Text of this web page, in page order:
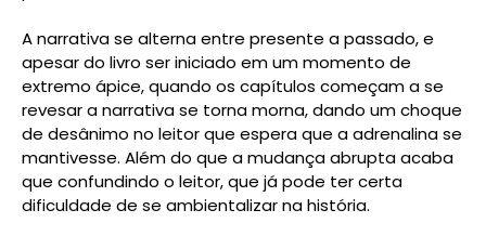
A narrativa se alterna entre presente a passado, e
apesar do livro ser iniciado em um momento de
extremo ápice, quando os capítulos começam a se
revesar a narrativa se torna morna, dando um choque
de desânimo no leitor que espera que a adrenalina se
mantivesse. Além do que a mudança abrupta acaba
que confundindo o leitor, que já pode ter certa
dificuldade de se ambientalizar na história.